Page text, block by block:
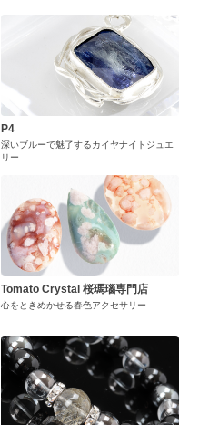
P4
深いブルーで魅了するカイヤナイトジュエ
リー
Tomato Crystal 桜瑪瑙専門店
心をときめかせる春色アクセサリー